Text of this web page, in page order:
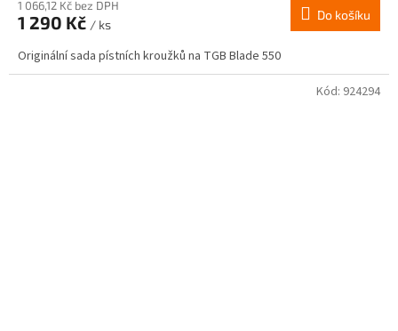
1 066,12 Kč bez DPH
1 290 Kč / ks
Do košíku
Originální sada pístních kroužků na TGB Blade 550
Kód: 924294